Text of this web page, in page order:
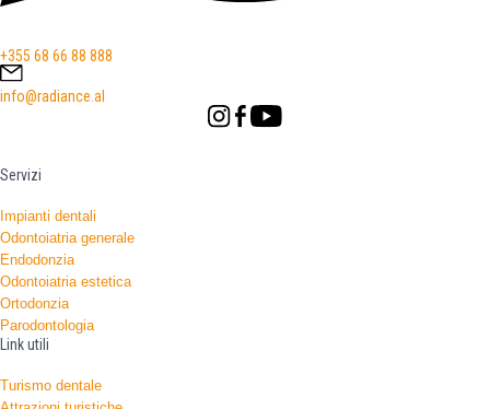
+355 68 66 88 888
info@radiance.al
Servizi
Impianti dentali
Odontoiatria generale
Endodonzia
Odontoiatria estetica
Ortodonzia
Parodontologia
Link utili
Turismo dentale